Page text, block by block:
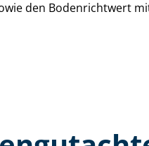
den Bodenrichtwert